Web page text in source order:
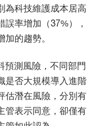
為科技維護成本居高
率增加（37%），
的趨勢。
預測風險，不同部門
是否大規模導入進階
估潛在風險，分別有
管表示同意，卻僅有